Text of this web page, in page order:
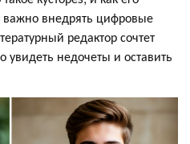
внедрять цифровые
редактор сочтет
недочеты и оставить